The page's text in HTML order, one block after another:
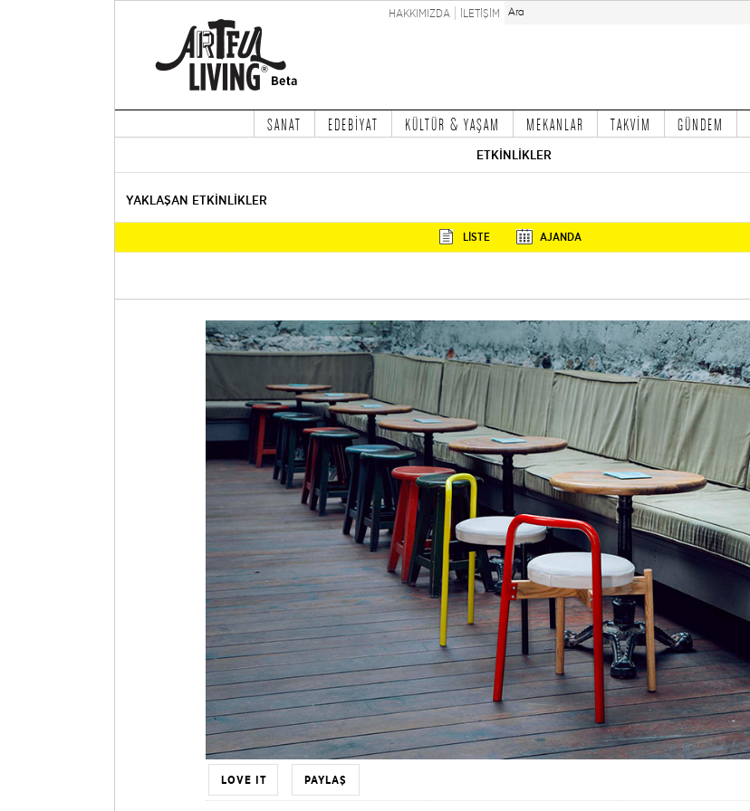
HAKKIMIZDA İLETİŞİM
SANAT EDEBİYAT KÜLTÜR & YAŞAM MEKANLAR TAKVİM GÜNDEM
ETKİNLİKLER
YAKLAŞAN ETKİNLİKLER
LİSTE AJANDA
LOVE IT PAYLAŞ